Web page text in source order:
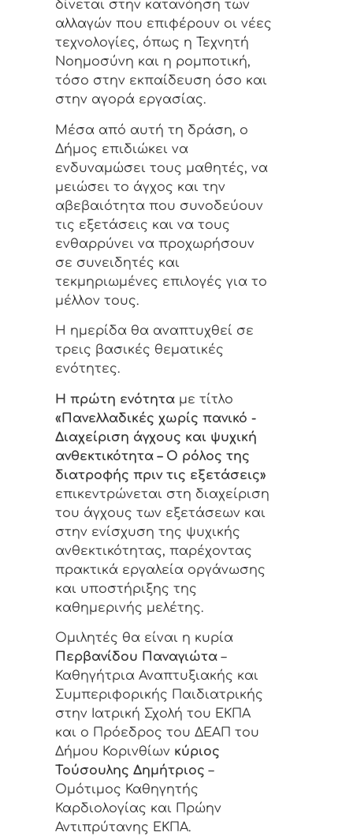
δίνεται στην κατανόηση των
αλλαγών που επιφέρουν οι νέες
τεχνολογίες, όπως η Τεχνητή
Νοημοσύνη και η ρομποτική,
τόσο στην εκπαίδευση όσο και
στην αγορά εργασίας.
Μέσα από αυτή τη δράση, ο
Δήμος επιδιώκει να
ενδυναμώσει τους μαθητές, να
μειώσει το άγχος και την
αβεβαιότητα που συνοδεύουν
τις εξετάσεις και να τους
ενθαρρύνει να προχωρήσουν
σε συνειδητές και
τεκμηριωμένες επιλογές για το
μέλλον τους.
Η ημερίδα θα αναπτυχθεί σε
τρεις βασικές θεματικές
ενότητες.
Η πρώτη ενότητα με τίτλο
«Πανελλαδικές χωρίς πανικό -
Διαχείριση άγχους και ψυχική
ανθεκτικότητα – Ο ρόλος της
διατροφής πριν τις εξετάσεις»
επικεντρώνεται στη διαχείριση
του άγχους των εξετάσεων και
στην ενίσχυση της ψυχικής
ανθεκτικότητας, παρέχοντας
πρακτικά εργαλεία οργάνωσης
και υποστήριξης της
καθημερινής μελέτης.
Ομιλητές θα είναι η κυρία
Περβανίδου Παναγιώτα–
Καθηγήτρια Αναπτυξιακής και
Συμπεριφορικής Παιδιατρικής
στην Ιατρική Σχολή του ΕΚΠΑ
και ο Πρόεδρος του ΔΕΑΠ του
Δήμου Κορινθίων κύριος
Τούσουλης Δημήτριος–
Ομότιμος Καθηγητής
Καρδιολογίας και Πρώην
Αντιπρύτανης ΕΚΠΑ.